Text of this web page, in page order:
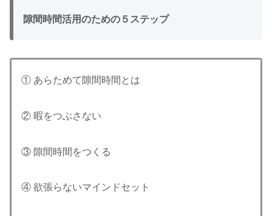
隙間時間活用のための５ステップ
① あらためて隙間時間とは
② 暇をつぶさない
③ 隙間時間をつくる
④ 欲張らないマインドセット